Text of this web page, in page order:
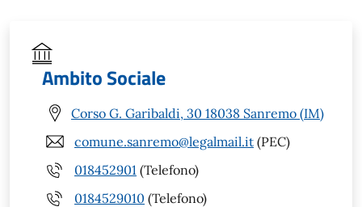
Ambito Sociale
Corso G. Garibaldi, 30 18038 Sanremo (IM)
comune.sanremo@legalmail.it (PEC)
018452901 (Telefono)
0184529010 (Telefono)